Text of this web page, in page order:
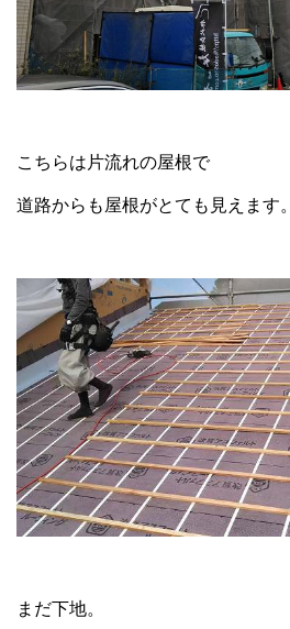
こちらは片流れの屋根で
道路からも屋根がとても見えます。
まだ下地。